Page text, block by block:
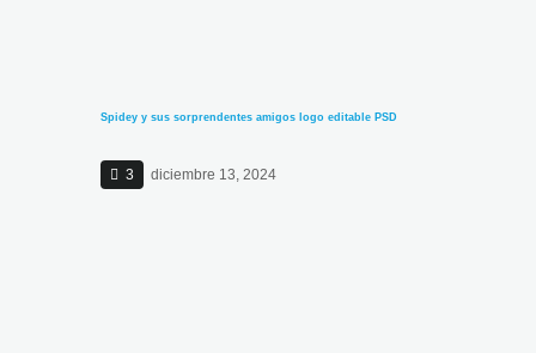
Spidey y sus sorprendentes amigos logo editable PSD
3 diciembre 13, 2024